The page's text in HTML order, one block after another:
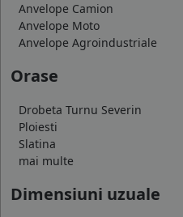
Anvelope Camion
Anvelope Moto
Anvelope Agroindustriale
Orase
Drobeta Turnu Severin
Ploiesti
Slatina
mai multe
Dimensiuni uzuale